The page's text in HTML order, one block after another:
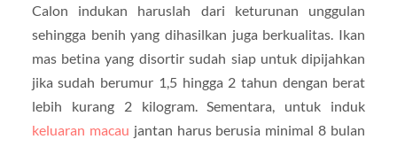
Calon indukan haruslah dari keturunan unggulan
sehingga benih yang dihasilkan juga berkualitas. Ikan
mas betina yang disortir sudah siap untuk dipijahkan
jika sudah berumur 1,5 hingga 2 tahun dengan berat
lebih kurang 2 kilogram. Sementara, untuk induk
keluaran macau jantan harus berusia minimal 8 bulan